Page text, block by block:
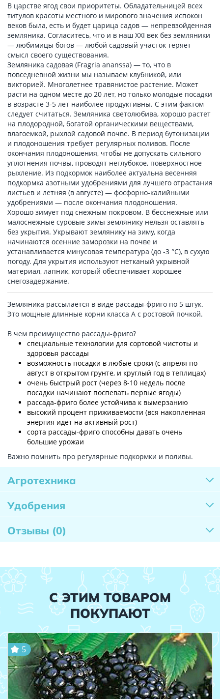
В царстве ягод свои приоритеты. Обладательницей всех
титулов красоты местного и мирового значения испокон
веков была, есть и будет царица садов — непревзойденная
земляника. Согласитесь, что и в наш XXI век без земляники
— любимицы богов — любой садовый участок теряет
смысл своего существования.
Земляника садовая (Fragria ananssa) — то, что в
повседневной жизни мы называем клубникой, или
викторией. Многолетнее травянистое растение. Может
расти на одном месте до 20 лет, но только молодые посадки
в возрасте 3-5 лет наиболее продуктивны. С этим фактом
следует считаться. Земляника светолюбива, хорошо растет
на плодородной, богатой органическими веществами,
влагоемкой, рыхлой садовой почве. В период бутонизации
и плодоношения требует регулярных поливов. После
окончания плодоношения, чтобы не допускать сильного
уплотнения почвы, проводят неглубокое, поверхностное
рыхление. Из подкормок наиболее актуальна весенняя
подкормка азотными удобрениями для лучшего отрастания
листьев и летняя (в августе) — фосфорно-калийными
удобрениями — после окончания плодоношения.
Хорошо зимует под снежным покровом. В бесснежные или
малоснежные суровые зимы землянику нельзя оставлять
без укрытия. Укрывают землянику на зиму, когда
начинаются осенние заморозки на почве и
устанавливается минусовая температура (до -3 °С), в сухую
погоду. Для укрытия используют нетканый укрывной
материал, лапник, который обеспечивает хорошее
снегозадержание.
Земляника рассылается в виде рассады-фриго по 5 штук.
Это мощные длинные корни класса А с ростовой почкой.
В чем преимущество рассады-фриго?
специальные технологии для сортовой чистоты и
здоровья рассады
возможность посадки в любые сроки (с апреля по
август в открытом грунте, и круглый год в теплицах)
очень быстрый рост (через 8-10 недель после
посадки начинают поспевать первые ягоды)
рассада-фриго более устойчива к вымерзанию
высокий процент приживаемости (вся накопленная
энергия идет на активный рост)
сорта рассады-фриго способны давать очень
большие урожаи
Важно помнить про регулярные подкормки и поливы.
Агротехника
Удобрения
Отзывы (0)
С ЭТИМ ТОВАРОМ
ПОКУПАЮТ
5